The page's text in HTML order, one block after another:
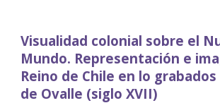
Visualidad colonial sobre el
Mundo. Representación e
Reino de Chile en lo
de Ovalle (siglo XVII)